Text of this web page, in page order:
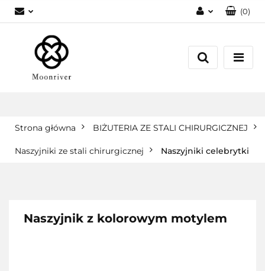
Zarejestruj się
(0)
Strona główna BIŻUTERIA ZE STALI CHIRURGICZNEJ
Naszyjniki ze stali chirurgicznej Naszyjniki celebrytki
Naszyjnik z kolorowym motylem